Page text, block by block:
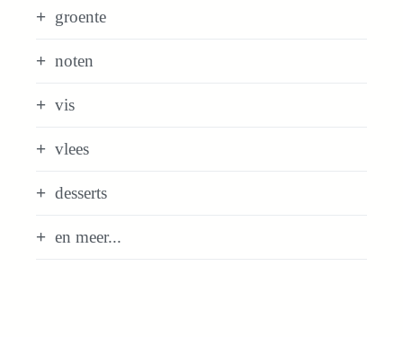
groente
noten
vis
vlees
desserts
en meer...